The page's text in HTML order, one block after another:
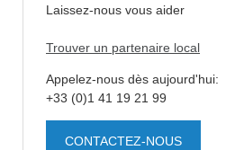
Laissez-nous vous aider
Trouver un partenaire local
Appelez-nous dès aujourd'hui:
+33 (0)1 41 19 21 99
CONTACTEZ-NOUS